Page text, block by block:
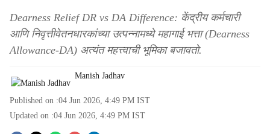
Dearness Relief DR vs DA Difference: केंद्रीय कर्मचारी
आणि निवृत्तीवेतनधारकांच्या उत्पन्नामध्ये महागाई भत्ता (Dearness
Allowance-DA) अत्यंत महत्त्वाची भूमिका बजावतो.
Manish Jadhav
Published on :04 Jun 2026, 4:49 PM IST
Updated on :04 Jun 2026, 4:49 PM IST